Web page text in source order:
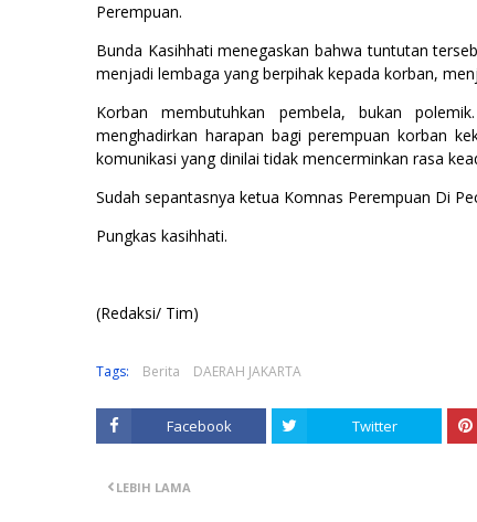
Perempuan.
Bunda Kasihhati menegaskan bahwa tuntutan
menjadi lembaga yang berpihak kepada korban,
Korban membutuhkan pembela, bukan
menghadirkan harapan bagi perempuan korban
komunikasi yang dinilai tidak mencerminkan rasa
Sudah sepantasnya ketua Komnas Perempuan Di
Pungkas kasihhati.
(Redaksi/ Tim)
Tags: Berita DAERAH JAKARTA
Facebook Twitter
LEBIH LAMA